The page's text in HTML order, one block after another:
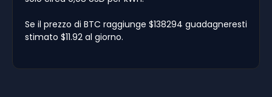
Se il prezzo di BTC raggiunge $138294 guadagneresti
stimato $11.92 al giorno.